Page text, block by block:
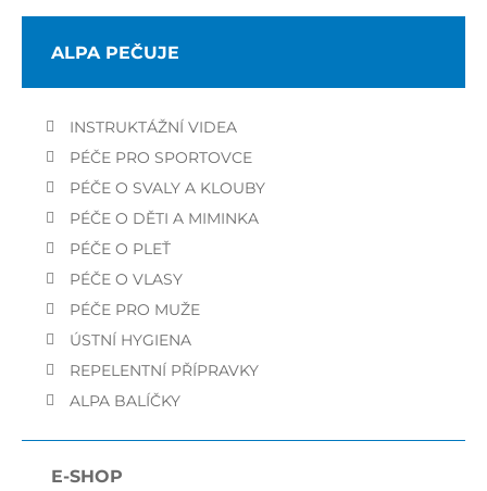
ALPA PEČUJE
INSTRUKTÁŽNÍ VIDEA
PÉČE PRO SPORTOVCE
PÉČE O SVALY A KLOUBY
PÉČE O DĚTI A MIMINKA
PÉČE O PLEŤ
PÉČE O VLASY
PÉČE PRO MUŽE
ÚSTNÍ HYGIENA
REPELENTNÍ PŘÍPRAVKY
ALPA BALÍČKY
E-SHOP